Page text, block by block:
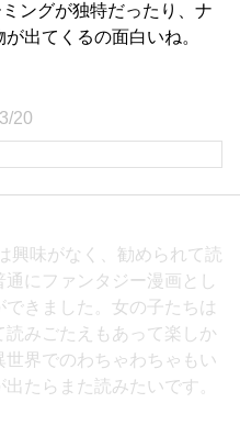
ングが独特だったり、ナ
出てくるの面白いね。
20
興味がなく、勧められて読
にファンタジー漫画とし
きました。女の子たちは
みごたえもあって楽しか
世界でのわちゃわちゃもい
たらまた読みたいです。